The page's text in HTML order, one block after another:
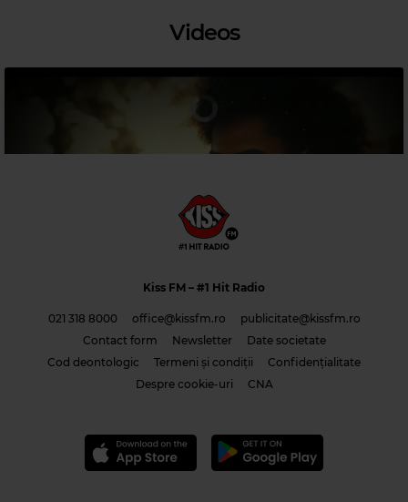
MAGIC PARTY MIX
Videos
Costi & Adrian Saguna & Benzol – Solo tu -1
Kiss FM – #1 Hit Radio
021 318 8000 office@kissfm.ro
publicitate@kissfm.ro
Contact form
Newsletter
Date societate
Cod deontologic
Termeni și condiții
Confidențialitate
Despre cookie-uri
CNA